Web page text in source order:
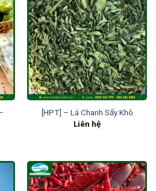
[HPT] – Lá Chanh Sấy Khô
Liên hệ